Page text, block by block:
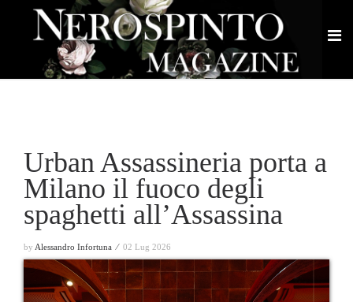
Urban Assassineria porta a
Milano il fuoco degli
spaghetti all’Assassina
by Alessandro Infortuna ⁄ 02 Lug 2026